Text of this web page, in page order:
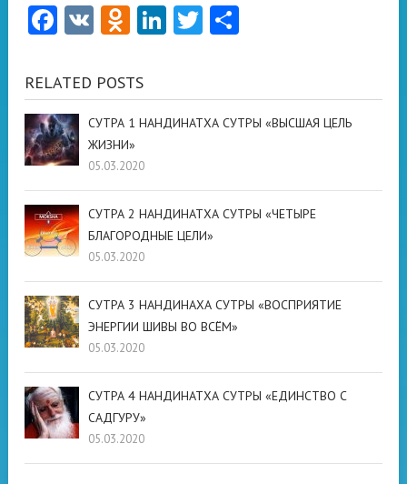
Facebook
VK Odnoklassniki
LinkedIn
Twitter
RELATED POSTS
СУТРА 1 НАНДИНАТХА СУТРЫ «ВЫСШАЯ ЦЕЛЬ
ЖИЗНИ»
05.03.2020
СУТРА 2 НАНДИНАТХА СУТРЫ «ЧЕТЫРЕ
БЛАГОРОДНЫЕ ЦЕЛИ»
05.03.2020
СУТРА 3 НАНДИНАХА СУТРЫ «ВОСПРИЯТИЕ
ЭНЕРГИИ ШИВЫ ВО ВСЁМ»
05.03.2020
СУТРА 4 НАНДИНАТХА СУТРЫ «ЕДИНСТВО С
САДГУРУ»
05.03.2020